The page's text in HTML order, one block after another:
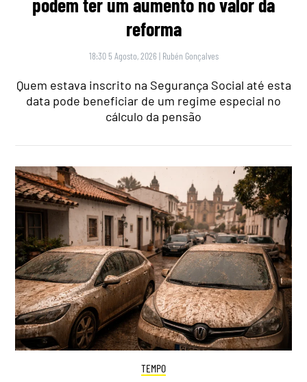
podem ter um aumento no valor da
reforma
18:30 5 Agosto, 2026 | Rubén Gonçalves
Quem estava inscrito na Segurança Social até esta
data pode beneficiar de um regime especial no
cálculo da pensão
TEMPO